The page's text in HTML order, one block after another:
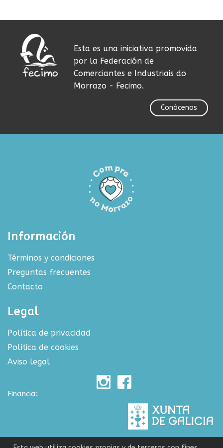
Esta es una iniciativa promovida
por la Federación de
Comerciantes e Industriais do
Morrazo - Fecimo.
Conócenos
Información
Términos y condiciones
Preguntas frecuentes
Contacto
Legal
Política de privacidad
Política de cookies
Aviso legal
Financia: